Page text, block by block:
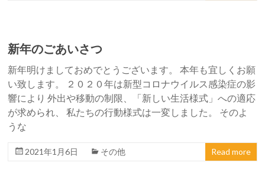
新年のごあいさつ
新年明けましておめでとうございます。 本年も宜しくお願
い致します。 ２０２０年は新型コロナウイルス感染症の影
響により 外出や移動の制限、「新しい生活様式」への適応
が求められ、 私たちの行動様式は一変しました。 そのよ
うな
2021年1月6日 その他 Read more